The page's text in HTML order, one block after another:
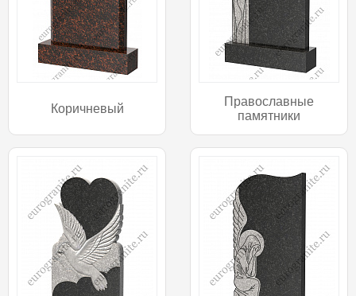
Коричневый
Православные
памятники